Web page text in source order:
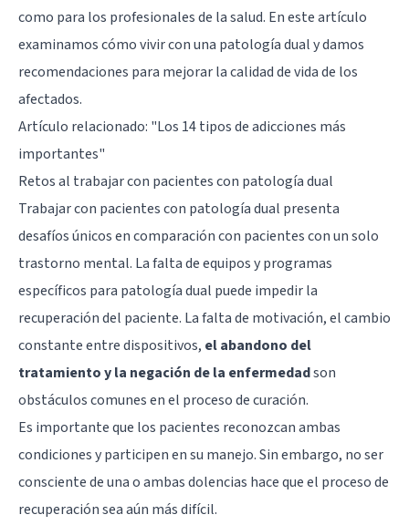
como para los profesionales de la salud. En este artículo
examinamos cómo vivir con una patología dual y damos
recomendaciones para mejorar la calidad de vida de los
afectados.
Artículo relacionado: "Los 14 tipos de adicciones más
importantes"
Retos al trabajar con pacientes con patología dual
Trabajar con pacientes con patología dual presenta
desafíos únicos en comparación con pacientes con un solo
trastorno mental. La falta de equipos y programas
específicos para patología dual puede impedir la
recuperación del paciente. La falta de motivación, el cambio
constante entre dispositivos, el abandono del
tratamiento y la negación de la enfermedadson
obstáculos comunes en el proceso de curación.
Es importante que los pacientes reconozcan ambas
condiciones y participen en su manejo. Sin embargo, no ser
consciente de una o ambas dolencias hace que el proceso de
recuperación sea aún más difícil.